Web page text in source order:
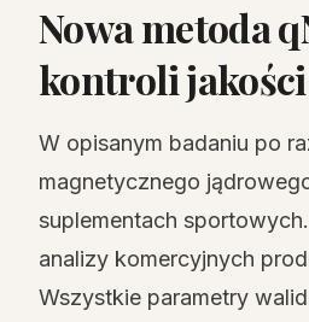
Nowa metoda
kontroli jakości
W opisanym badaniu po
magnetycznego
suplementach
analizy komercyjnych
Wszystkie parametry